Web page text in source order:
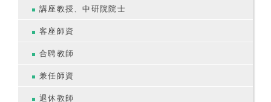
講座教授、中研院院士
客座師資
合聘教師
兼任師資
退休教師